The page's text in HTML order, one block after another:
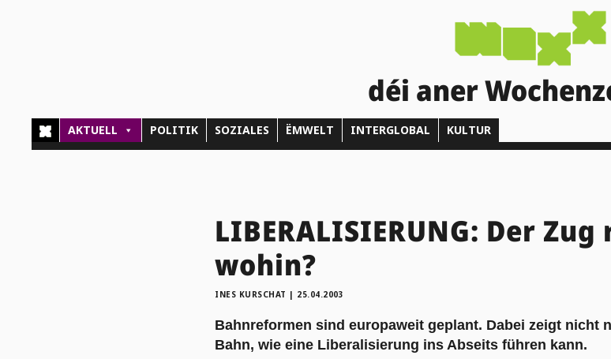
déi aner
AKTUELL POLITIK SOZIALES ËMWELT INTERGLOBAL KULTUR
LIBERALISIERUNG: Der
wohin?
INES KURSCHAT | 25.04.2003
Bahnreformen sind europaweit geplant. Dabei zeigt nicht
Bahn, wie eine Liberalisierung ins Abseits führen kann.